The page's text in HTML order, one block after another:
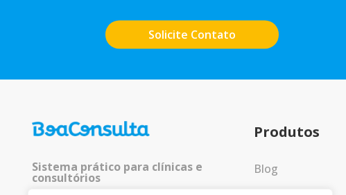
Solicite Contato
Sistema prático para clínicas e
consultórios
Produtos
Blog